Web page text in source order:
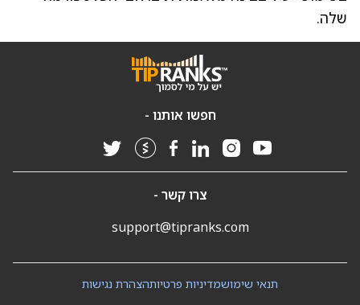
שלה.
חפשו אותנו -
צרו קשר -
support@tipranks.com
הצהרת נגישותמדיניות פרטיותתנאי שימוש